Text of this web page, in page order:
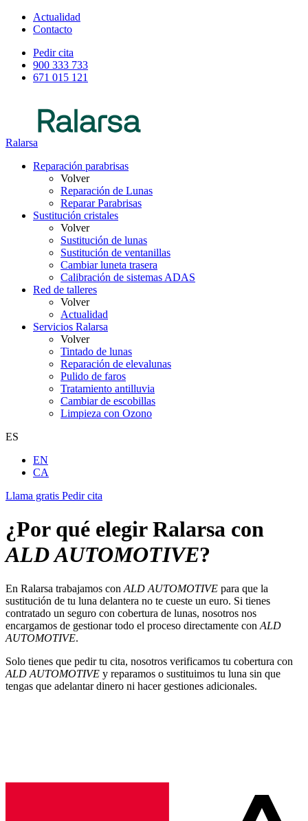
Actualidad
Contacto
Pedir cita
900 333 733
671 015 121
Ralarsa
Reparación parabrisas
Volver
Reparación de Lunas
Reparar Parabrisas
Sustitución cristales
Volver
Sustitución de lunas
Sustitución de ventanillas
Cambiar luneta trasera
Calibración de sistemas ADAS
Red de talleres
Volver
Actualidad
Servicios Ralarsa
Volver
Tintado de lunas
Reparación de elevalunas
Pulido de faros
Tratamiento antilluvia
Cambiar de escobillas
Limpieza con Ozono
ES
EN
CA
Llama gratis Pedir cita
¿Por qué elegir Ralarsa con
ALD AUTOMOTIVE?
En Ralarsa trabajamos con ALD AUTOMOTIVE para que la
sustitución de tu luna delantera no te cueste un euro. Si tienes
contratado un seguro con cobertura de lunas, nosotros nos
encargamos de gestionar todo el proceso directamente con ALD
AUTOMOTIVE.
Solo tienes que pedir tu cita, nosotros verificamos tu cobertura con
ALD AUTOMOTIVE y reparamos o sustituimos tu luna sin que
tengas que adelantar dinero ni hacer gestiones adicionales.